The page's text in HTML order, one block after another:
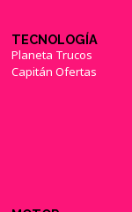
TECNOLOGÍA
Planeta Trucos
Capitán Ofertas